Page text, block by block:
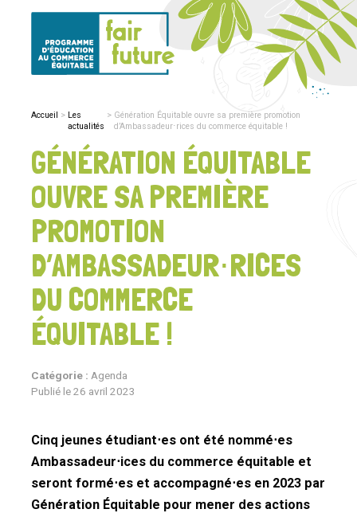
Accueil
Les
actualités
Génération Équitable ouvre sa première promotion
d’Ambassadeur⋅rices du commerce équitable !
GÉNÉRATION ÉQUITABLE
OUVRE SA PREMIÈRE
PROMOTION
D’AMBASSADEUR⋅RICES
DU COMMERCE
ÉQUITABLE !
Catégorie : Agenda
Publié le26 avril 2023
Cinq jeunes étudiant⋅es ont été nommé⋅es
Ambassadeur⋅ices du commerce équitable et
seront formé⋅es et accompagné⋅es en 2023 par
Génération Équitable pour mener des actions